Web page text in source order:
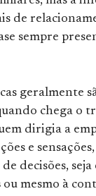
de
sempre
geralmente
chega o
dirigia a
e
decisões, seja
ou mesmo à